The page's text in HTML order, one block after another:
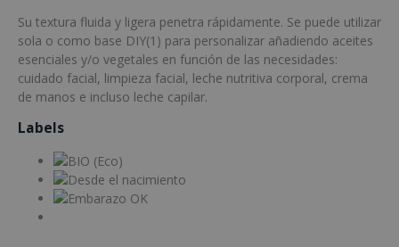
Su textura fluida y ligera penetra rápidamente. Se puede utilizar
sola o como base DIY(1) para personalizar añadiendo aceites
esenciales y/o vegetales en función de las necesidades:
cuidado facial, limpieza facial, leche nutritiva corporal, crema
de manos e incluso leche capilar.
Labels